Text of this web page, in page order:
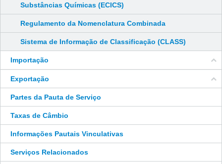
Substâncias Químicas (ECICS)
Regulamento da Nomenclatura Combinada
Sistema de Informação de Classificação (CLASS)
Importação
Exportação
Partes da Pauta de Serviço
Taxas de Câmbio
Informações Pautais Vinculativas
Serviços Relacionados